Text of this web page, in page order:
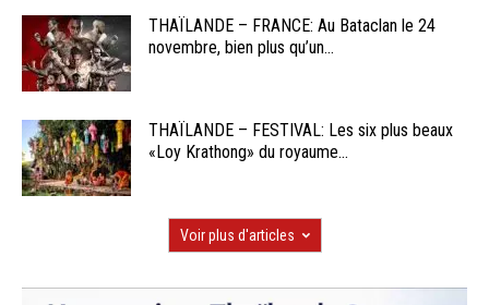
THAÏLANDE – FRANCE: Au Bataclan le 24
novembre, bien plus qu’un...
THAÏLANDE – FESTIVAL: Les six plus beaux
«Loy Krathong» du royaume...
Voir plus d'articles